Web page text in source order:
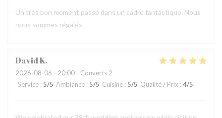
Un très bon moment passé dans un cadre fantastique. Nous
nous sommes régalés
DavidK
2026-08-06 - 20:00 - Couverts 2
Service : 5/5 Ambiance : 5/5 Cuisine : 5/5 Qualité / Prix : 4/5